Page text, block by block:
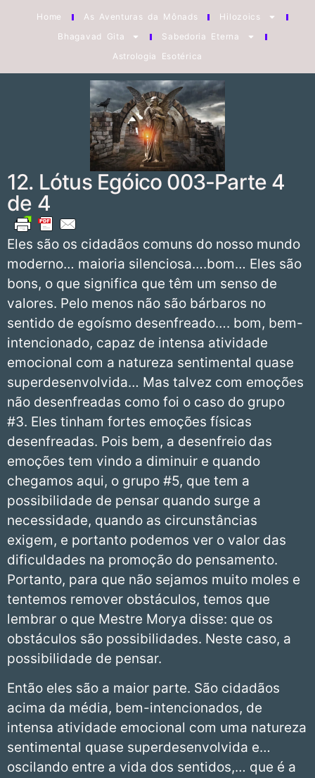
Home As Aventuras da Mônads
Hilozoics
Bhagavad Gita
Sabedoria Eterna
Astrologia Esotérica
12. Lótus Egóico 003-Parte 4
de 4
Eles são os cidadãos comuns do nosso mundo
moderno… maioria silenciosa….bom… Eles são
bons, o que significa que têm um senso de
valores. Pelo menos não são bárbaros no
sentido de egoísmo desenfreado…. bom, bem-
intencionado, capaz de intensa atividade
emocional com a natureza sentimental quase
superdesenvolvida… Mas talvez com emoções
não desenfreadas como foi o caso do grupo
#3. Eles tinham fortes emoções físicas
desenfreadas. Pois bem, a desenfreio das
emoções tem vindo a diminuir e quando
chegamos aqui, o grupo #5, que tem a
possibilidade de pensar quando surge a
necessidade, quando as circunstâncias
exigem, e portanto podemos ver o valor das
dificuldades na promoção do pensamento.
Portanto, para que não sejamos muito moles e
tentemos remover obstáculos, temos que
lembrar o que Mestre Morya disse: que os
obstáculos são possibilidades. Neste caso, a
possibilidade de pensar.
Então eles são a maior parte. São cidadãos
acima da média, bem-intencionados, de
intensa atividade emocional com uma natureza
sentimental quase superdesenvolvida e…
oscilando entre a vida dos sentidos,… que é a